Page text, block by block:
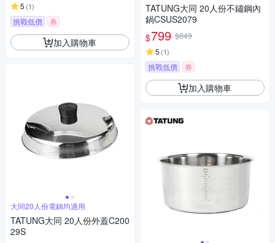
5 (1)
挑戰低價 券
加入購物車
大同20人份電鍋均適用
TATUNG大同 20人份外蓋C200
29S
TATUNG大同 20人份不鏽鋼內
鍋CSUS2079
$799 $849
5 (1)
挑戰低價 券
加入購物車